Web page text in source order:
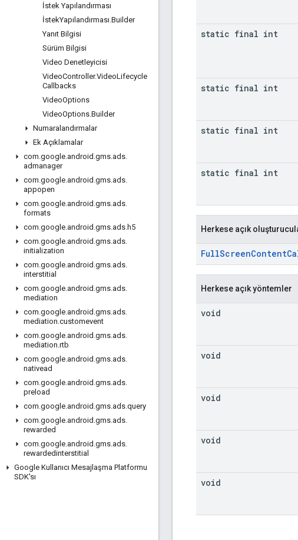
İstek Yapılandırması
İstekYapılandırması.Builder
Yanıt Bilgisi
Sürüm Bilgisi
Video Denetleyicisi
VideoController.VideoLifecycle
Callbacks
VideoOptions
VideoOptions.Builder
Numaralandırmalar
Ek Açıklamalar
com.google.android .gms.ads.
admanager
com.google.android .gms.ads.
appopen
com.google.android .gms.ads.
formats
com.google.android .gms.ads.h5
com.google.android .gms.ads.
initialization
com.google.android .gms.ads.
interstitial
com.google.android .gms.ads.
mediation
com.google.android .gms.ads.
mediation.customevent
com.google.android .gms.ads.
mediation.rtb
com.google.android .gms.ads.
nativead
com.google.android .gms.ads.
preload
com.google.android .gms.ads.query
com.google.android .gms.ads.
rewarded
com.google.android .gms.ads.
rewardedinterstitial
Google Kullanıcı Mesajlaşma Platformu
SDK'sı
static final int
static final int
static final int
static final int
Herkese açık
Herkese açık yöntemler
void
void
void
void
void